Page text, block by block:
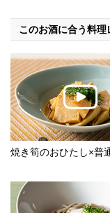
このお酒に合う料理
焼き筍のおひたし×普